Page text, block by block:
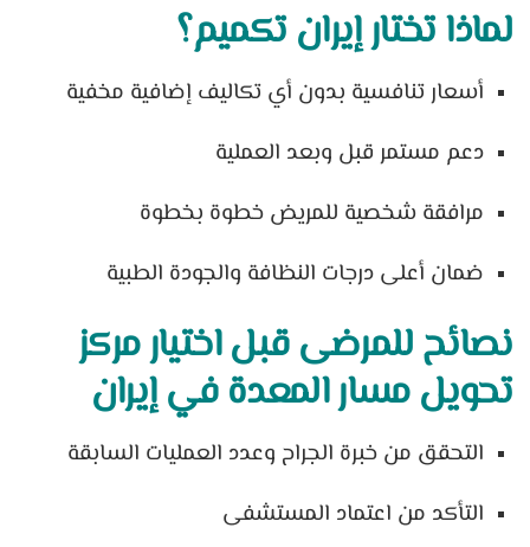
لماذا تختار إيران تکمیم؟
أسعار تنافسية بدون أي تكاليف إضافية مخفية
دعم مستمر قبل وبعد العملية
مرافقة شخصية للمريض خطوة بخطوة
ضمان أعلى درجات النظافة والجودة الطبية
نصائح للمرضى قبل اختيار مركز
تحويل مسار المعدة في إيران
التحقق من خبرة الجراح وعدد العمليات السابقة
التأكد من اعتماد المستشفى